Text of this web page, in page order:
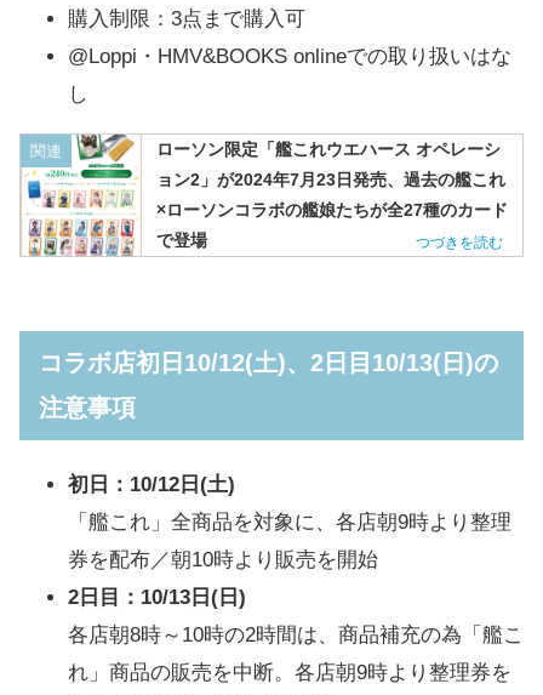
購入制限：3点まで購入可
@Loppi・HMV&BOOKS onlineでの取り扱いはな
し
関連
ローソン限定「艦これウエハース オペレーシ
ョン2」が2024年7月23日発売、過去の艦これ
×ローソンコラボの艦娘たちが全27種のカード
で登場
コラボ店初日10/12(土)、2日目10/13(日)の
注意事項
初日：10/12日(土)
「艦これ」全商品を対象に、各店朝9時より整理
券を配布／朝10時より販売を開始
2日目：10/13日(日)
各店朝8時～10時の2時間は、商品補充の為「艦こ
れ」商品の販売を中断。各店朝9時より整理券を